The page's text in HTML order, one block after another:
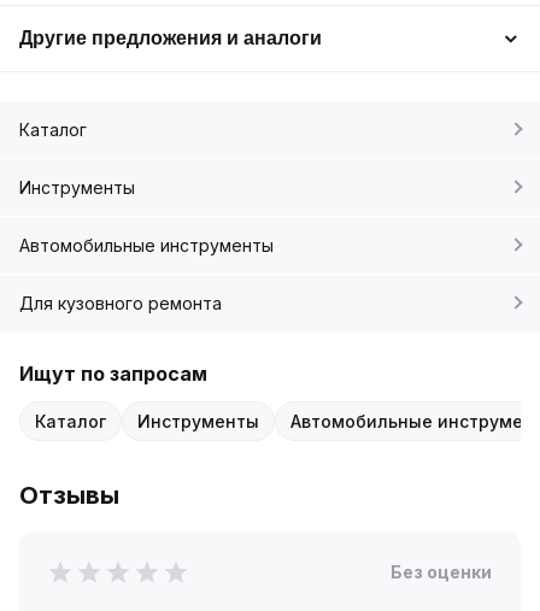
Другие предложения и аналоги
Каталог
Инструменты
Автомобильные инструменты
Для кузовного ремонта
Ищут по запросам
Каталог Инструменты Автомобильные
Отзывы
Без оценки